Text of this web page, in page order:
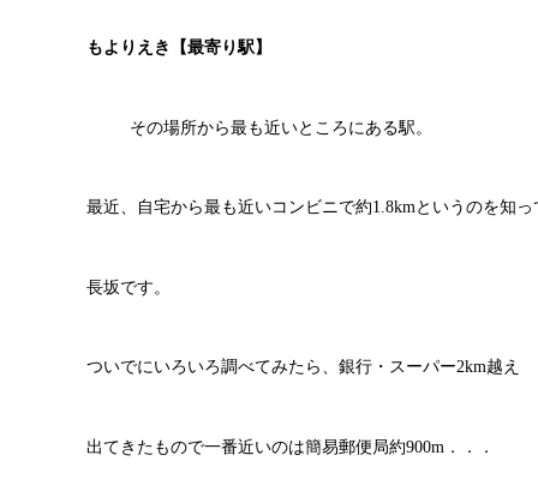
もよりえき【最寄り駅】
その場所から最も近いところにある駅。
最近、自宅から最も近いコンビニで約1.8kmというのを知っ
長坂です。
ついでにいろいろ調べてみたら、銀行・スーパー2km越え
出てきたもので一番近いのは簡易郵便局約900m．．．